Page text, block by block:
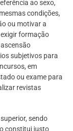
ao sexo,
condições,
ou motivar a
formação
subjetivos para
em
ou exame para
revistas
sendo
constitui justo